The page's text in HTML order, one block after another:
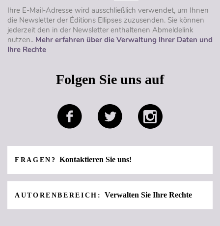
Ihre E-Mail-Adresse wird ausschließlich verwendet, um Ihnen
die Newsletter der Éditions Ellipses zuzusenden. Sie können
jederzeit den in der Newsletter enthaltenen Abmeldelink
nutzen.. Mehr erfahren über die Verwaltung Ihrer Daten und
Ihre Rechte
Folgen Sie uns auf
FRAGEN?Kontaktieren Sie uns!
AUTORENBEREICH: Verwalten Sie Ihre Rechte